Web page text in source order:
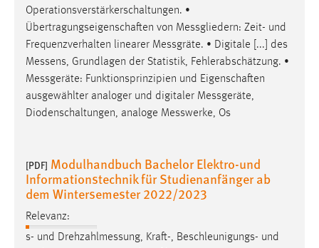
Operationsverstärkerschaltungen. •
Übertragungseigenschaften von Messgliedern: Zeit- und
Frequenzverhalten linearer Messgräte. • Digitale [...] des
Messens, Grundlagen der Statistik, Fehlerabschätzung. •
Messgeräte: Funktionsprinzipien und Eigenschaften
ausgewählter analoger und digitaler Messgeräte,
Diodenschaltungen, analoge Messwerke, Os
[PDF] Modulhandbuch Bachelor Elektro-und
Informationstechnik für Studienanfänger ab
dem Wintersemester 2022/2023
Relevanz:
s- und Drehzahlmessung, Kraft-, Beschleunigungs- und